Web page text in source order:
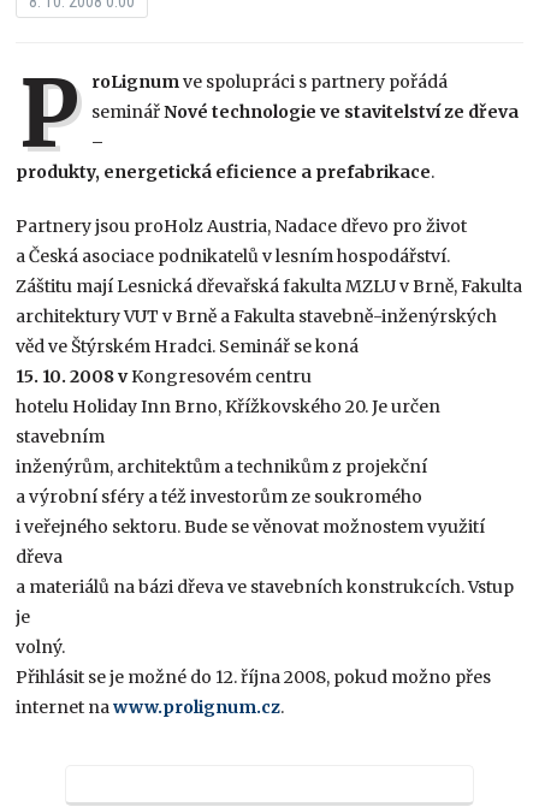
P roLignum ve spolupráci s partnery pořádá
seminářNové technologie ve stavitelství ze dřeva
–
produkty, energetická eficience a prefabrikace.
Partnery jsou proHolz Austria, Nadace dřevo pro život
a Česká asociace podnikatelů v lesním hospodářství.
Záštitu mají Lesnická dřevařská fakulta MZLU v Brně, Fakulta
architektury VUT v Brně a Fakulta stavebně-inženýrských
věd ve Štýrském Hradci. Seminář se koná
15. 10. 2008 vKongresovém centru
hotelu Holiday Inn Brno, Křížkovského 20. Je určen
stavebním
inženýrům, architektům a technikům z projekční
a výrobní sféry a též investorům ze soukromého
i veřejného sektoru. Bude se věnovat možnostem využití
dřeva
a materiálů na bázi dřeva ve stavebních konstrukcích. Vstup
je
volný.
Přihlásit se je možné do 12. října 2008, pokud možno přes
internet nawww.prolignum.cz.